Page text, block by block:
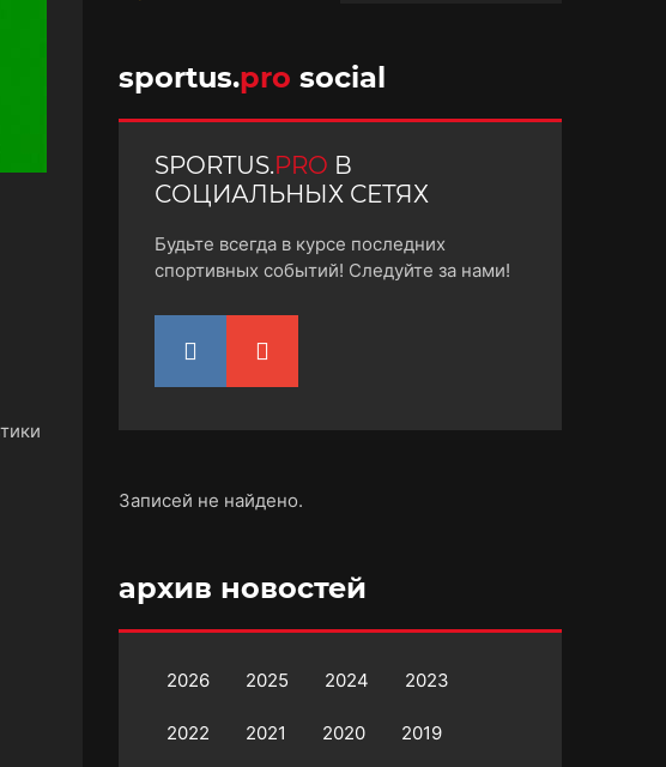
sportus.pro social
SPORTUS.PRO В
СОЦИАЛЬНЫХ СЕТЯХ
Будьте всегда в курсе последних
спортивных событий! Следуйте за нами!
Записей не найдено.
архив новостей
2026 2025 2024 2023
2022 2021 2020 2019